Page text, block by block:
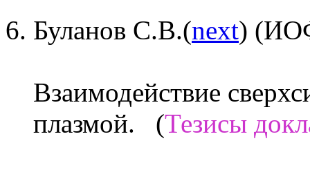
Буланов С.В.(next)
Взаимодействие
плазмой. (Тезисы